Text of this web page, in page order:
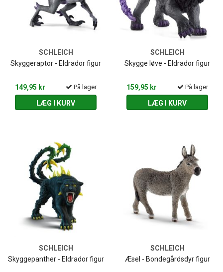
SCHLEICH
Skyggeraptor - Eldrador figur
149,95 kr På lager
LÆG I KURV
SCHLEICH
Skygge løve - Eldrador figur
159,95 kr På lager
LÆG I KURV
SCHLEICH
Skyggepanther - Eldrador figur
SCHLEICH
Æsel - Bondegårdsdyr figur